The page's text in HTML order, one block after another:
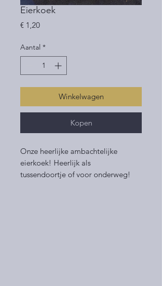
Eierkoek
€ 1,20Prijs
Aantal *
Winkelwagen
Kopen
Onze heerlijke ambachtelijke
eierkoek! Heerlijk als
tussendoortje of voor onderweg!